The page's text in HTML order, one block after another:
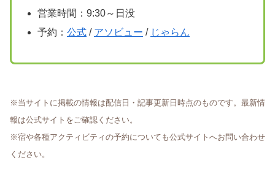
営業時間：9:30～日没
予約： 公式/ アソビュー / じゃらん
※当サイトに掲載の情報は配信日・記事更新日時点のものです。最新情
報は公式サイトをご確認ください。
※宿や各種アクティビティの予約についても公式サイトへお問い合わせ
ください。